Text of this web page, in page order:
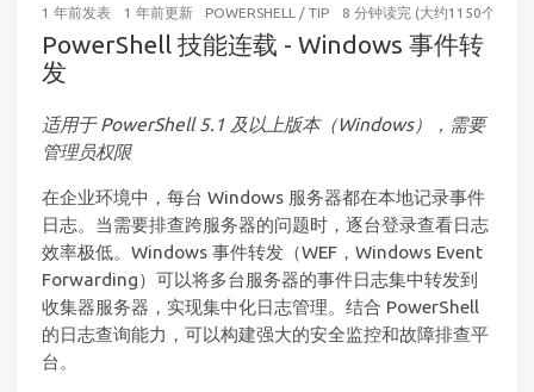
1 年前发表 1 年前更新 POWERSHELL / TIP 8 分钟读完 (大约1150个字)
PowerShell 技能连载 - Windows 事件转
发
适用于 PowerShell 5.1 及以上版本（Windows），需要
管理员权限
在企业环境中，每台 Windows 服务器都在本地记录事件
日志。当需要排查跨服务器的问题时，逐台登录查看日志
效率极低。Windows 事件转发（WEF，Windows Event
Forwarding）可以将多台服务器的事件日志集中转发到
收集器服务器，实现集中化日志管理。结合 PowerShell
的日志查询能力，可以构建强大的安全监控和故障排查平
台。